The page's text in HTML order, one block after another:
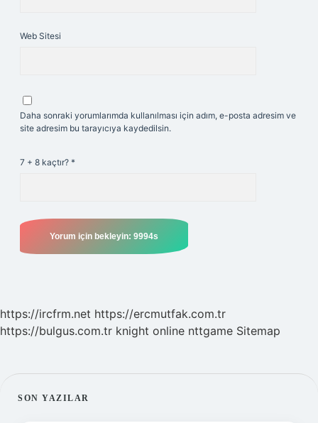
Web Sitesi
Daha sonraki yorumlarımda kullanılması için adım, e-posta adresim ve
site adresim bu tarayıcıya kaydedilsin.
7 + 8 kaçtır? *
https://ircfrm.net https://ercmutfak.com.tr
https://bulgus.com.tr knight online nttgame Sitemap
SIDEBAR
SON YAZILAR